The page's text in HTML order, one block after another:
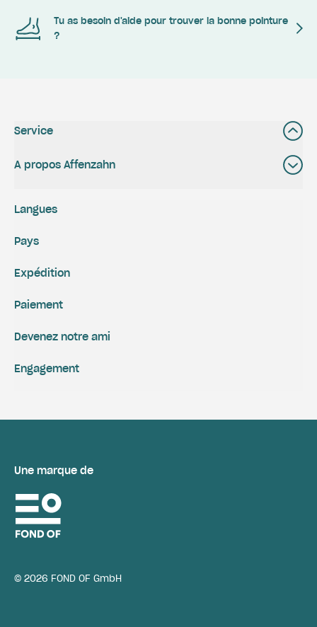
Tu as besoin d'aide pour trouver la bonne pointure
?
Service
A propos Affenzahn
Expédition
Paiement
Engagement
Devenez notre ami
Langues
Pays
Une marque de
© 2026 FOND OF GmbH